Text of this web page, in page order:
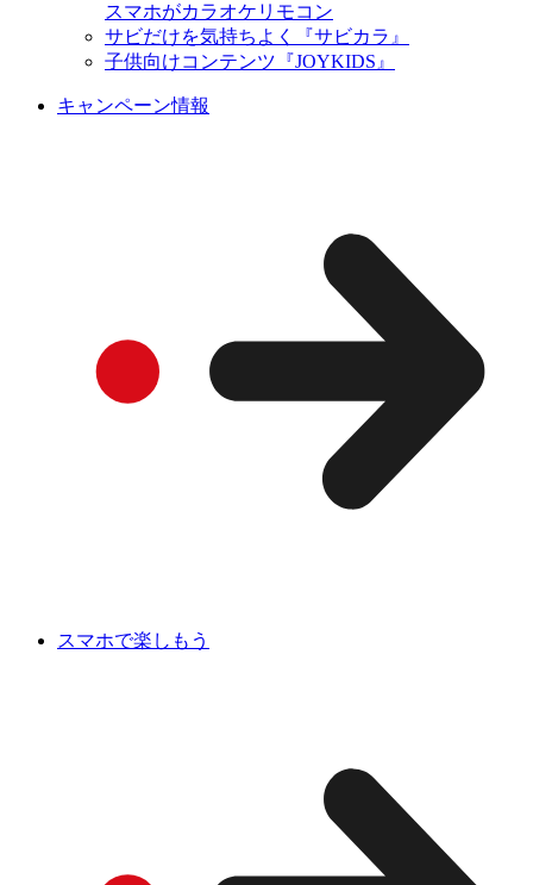
スマホがカラオケリモコン
サビだけを気持ちよく『サビカラ』
子供向けコンテンツ『JOYKIDS』
キャンペーン情報
スマホで楽しもう